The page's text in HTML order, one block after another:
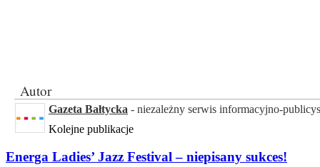
Autor
Gazeta Bałtycka - niezależny serwis informacyjno-
Kolejne publikacje
Energa Ladies’ Jazz Festival – niepisany sukces!